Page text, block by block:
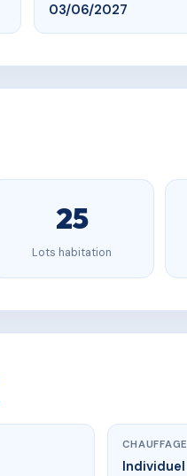
03/06/2027
25
Lots habitation
CHAUFFAGE
Individuel